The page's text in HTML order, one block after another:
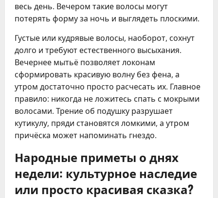
весь день. Вечером такие волосы могут
потерять форму за ночь и выглядеть плоскими.
Густые или кудрявые волосы, наоборот, сохнут
долго и требуют естественного высыхания.
Вечернее мытьё позволяет локонам
сформировать красивую волну без фена, а
утром достаточно просто расчесать их. Главное
правило: никогда не ложитесь спать с мокрыми
волосами. Трение об подушку разрушает
кутикулу, пряди становятся ломкими, а утром
причёска может напоминать гнездо.
Народные приметы о днях
недели: культурное наследие
или просто красивая сказка?